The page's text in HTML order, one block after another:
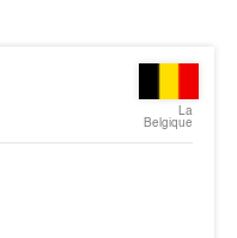
La
Belgique